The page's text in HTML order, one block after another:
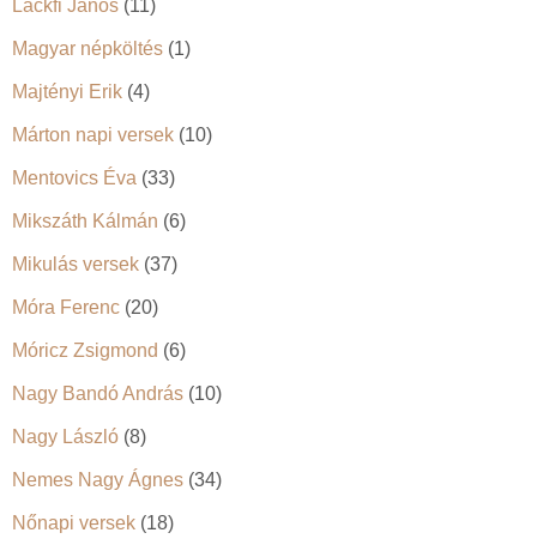
Lackfi János (11)
Magyar népköltés (1)
Majtényi Erik (4)
Márton napi versek (10)
Mentovics Éva (33)
Mikszáth Kálmán (6)
Mikulás versek (37)
Móra Ferenc (20)
Móricz Zsigmond (6)
Nagy Bandó András (10)
Nagy László (8)
Nemes Nagy Ágnes (34)
Nőnapi versek (18)